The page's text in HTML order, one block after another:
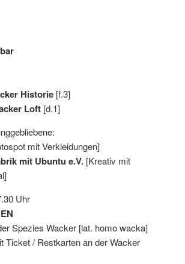
Historie [f.3]
Loft [d.1]
mit Verkleidungen]
mit Ubuntu e.V. [Kreativ mit
Uhr
Spezies Wacker [lat. homo wacka]
Ticket / Restkarten an der Wacker